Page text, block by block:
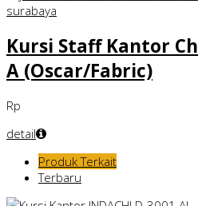
Kursi Staff Kantor
A (Oscar/Fabric)
Rp
detail
Produk Terkait
Terbaru